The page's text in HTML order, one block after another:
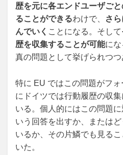
歴を元に各エンドユーザご
ることができるわけで、
さ
んでいく ことになる。そして
歴を収集することが可能に
真の問題として挙げられつつ
特に EU ではこの問題がフ
にドイツでは行動履歴の収
いる。個人的にはこの問題
いう回答を出すか、または
いるか、その片鱗でも見る
いた。